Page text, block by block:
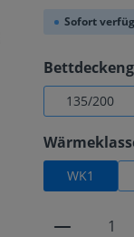
Sofort
135/200
WK1